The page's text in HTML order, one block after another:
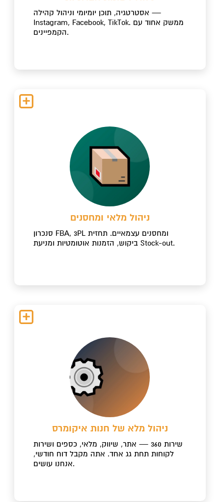
אסטרטגיה, תוכן יומיומי וניהול קהילה —
Instagram, Facebook, TikTok. ממשק אחוד עם
הקמפיינים.
ניהול מלאי ומחסנים
סנכרון FBA, 3PL ומחסנים עצמאיים. תחזית
ביקוש, הזמנות אוטומטיות ומניעת Stock-out.
ניהול מלא של חנות איקומרס
שירות 360 — אתר, שיווק, מלאי, כספים ושירות
לקוחות תחת גג אחד. אתה מקבל דוח חודשי,
אנחנו עושים.